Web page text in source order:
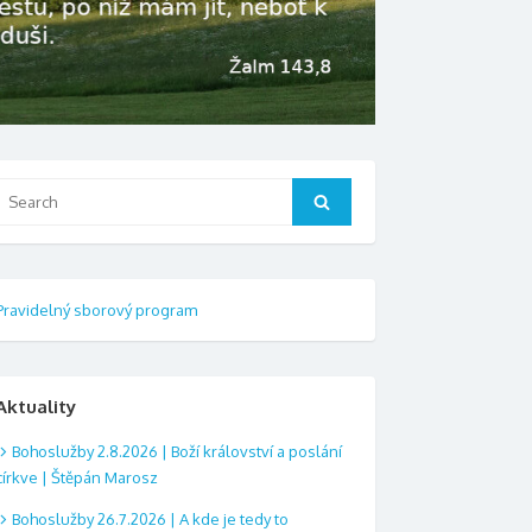
Search
sborový program
Bohoslužby 2.8.2026 | Boží království a poslání
| Štěpán Marosz
Bohoslužby 26.7.2026 | A kde je tedy to